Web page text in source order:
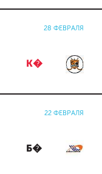
28 ФЕВРАЛЯ
К�
22 ФЕВРАЛЯ
Б�